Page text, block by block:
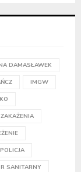
DAMASŁAWEK
IMGW
POLICJA
SANITARNY